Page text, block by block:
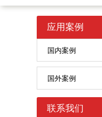
应用案例
国内案例
国外案例
联系我们